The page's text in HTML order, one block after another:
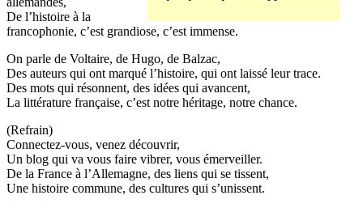
De l’histoire à la
francophonie, c’est grandiose, c’est immense.
On parle de Voltaire, de Hugo, de Balzac,
Des auteurs qui ont marqué l’histoire, qui ont laissé leur trace.
Des mots qui résonnent, des idées qui avancent,
La littérature française, c’est notre héritage, notre chance.
(Refrain)
Connectez-vous, venez découvrir,
Un blog qui va vous faire vibrer, vous émerveiller.
De la France à l’Allemagne, des liens qui se tissent,
Une histoire commune, des cultures qui s’unissent.